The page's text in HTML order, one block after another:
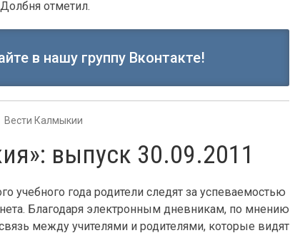
отметил.
в нашу группу Вконтакте!
Вести Калмыкии
выпуск 30.09.2011
учебного года родители следят за успеваемостью
Благодаря электронным дневникам, по мнению
между учителями и родителями, которые видят